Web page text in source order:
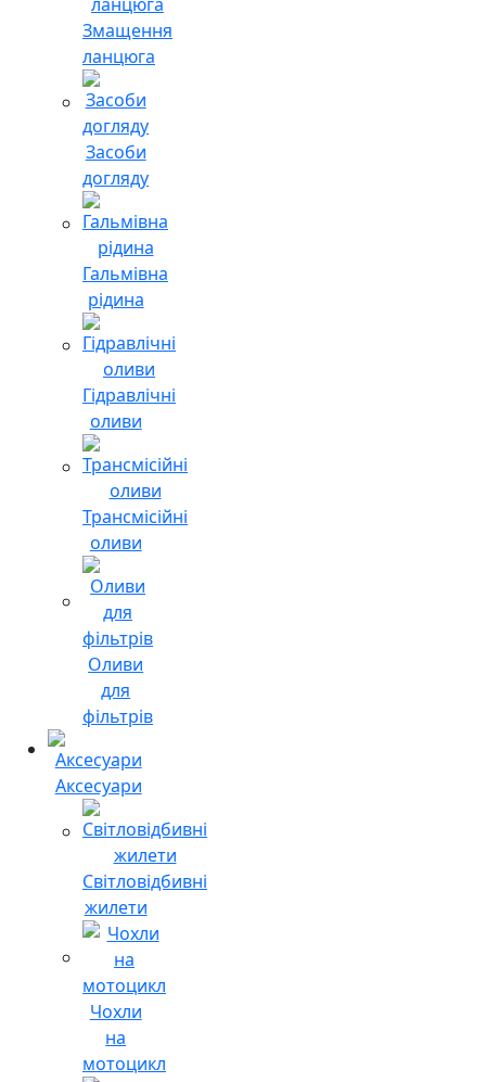
Змащення
ланцюга
Засоби
догляду
Гальмівна
рідина
Гідравлічні
оливи
Трансмісійні
оливи
Оливи
для
фільтрів
Аксесуари
Світловідбивні
жилети
Чохли
на
мотоцикл